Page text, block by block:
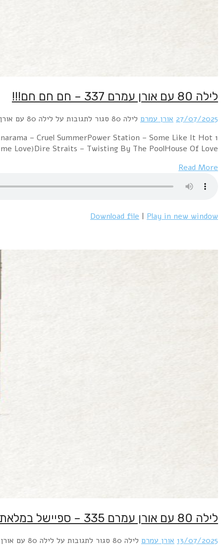
1 ABBA – Summer Night City [full length version]Sandra – In The Heat Of The NightBananarama – Cruel SummerPower Station – Some Like It Hotמני בגר – בוקר של חמסין – אורן עמרם רמיקס
2025Fun Boy